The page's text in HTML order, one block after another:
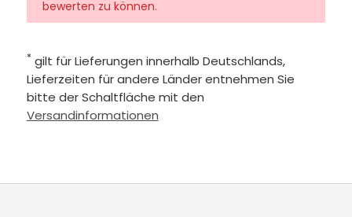
bewerten zu können.
* gilt für Lieferungen innerhalb Deutschlands,
Lieferzeiten für andere Länder entnehmen Sie
bitte der Schaltfläche mit den
Versandinformationen